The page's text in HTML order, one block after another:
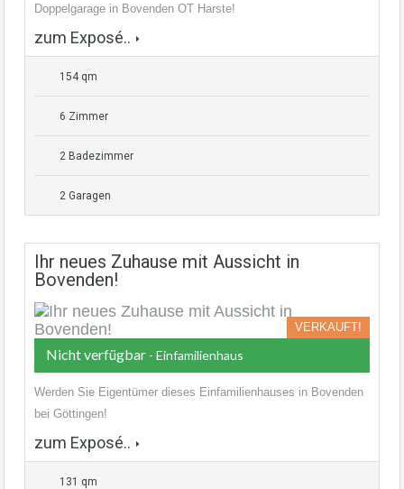
Doppelgarage in Bovenden OT Harste!
zum Exposé..
154 qm
6 Zimmer
2 Badezimmer
2 Garagen
Ihr neues Zuhause mit Aussicht in
Bovenden!
VERKAUFT!
Nicht verfügbar - Einfamilienhaus
Werden Sie Eigentümer dieses Einfamilienhauses in Bovenden
bei Göttingen!
zum Exposé..
131 qm